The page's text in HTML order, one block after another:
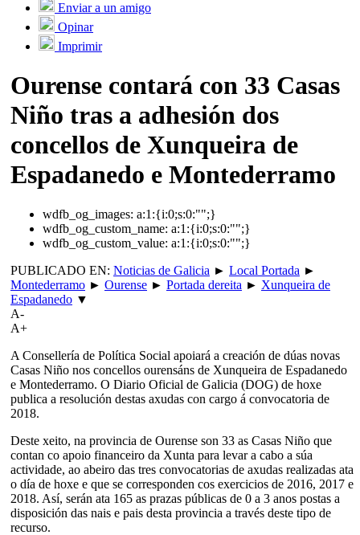
Enviar a un amigo
Opinar
Imprimir
Ourense contará con 33 Casas
Niño tras a adhesión dos
concellos de Xunqueira de
Espadanedo e Montederramo
wdfb_og_images: a:1:{i:0;s:0:"";}
wdfb_og_custom_name: a:1:{i:0;s:0:"";}
wdfb_og_custom_value: a:1:{i:0;s:0:"";}
PUBLICADO EN: Noticias de Galicia ► Local Portada ►
Montederramo ► Ourense ► Portada dereita ► Xunqueira de
Espadanedo ▼
A-
A+
A Consellería de Política Social apoiará a creación de dúas novas
Casas Niño nos concellos ourensáns de Xunqueira de Espadanedo
e Montederramo. O Diario Oficial de Galicia (DOG) de hoxe
publica a resolución destas axudas con cargo á convocatoria de
2018.
Deste xeito, na provincia de Ourense son 33 as Casas Niño que
contan co apoio financeiro da Xunta para levar a cabo a súa
actividade, ao abeiro das tres convocatorias de axudas realizadas ata
o día de hoxe e que se corresponden cos exercicios de 2016, 2017 e
2018. Así, serán ata 165 as prazas públicas de 0 a 3 anos postas a
disposición das nais e pais desta provincia a través deste tipo de
recurso.